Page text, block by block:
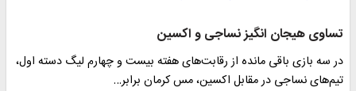
تساوی هیجان انگیز نساجی و اکسین
در سه بازی باقی مانده از رقابت‌های هفته بیست و چهارم لیگ دسته اول،
تیم‌های نساجی در مقابل اکسین، مس کرمان برابر…